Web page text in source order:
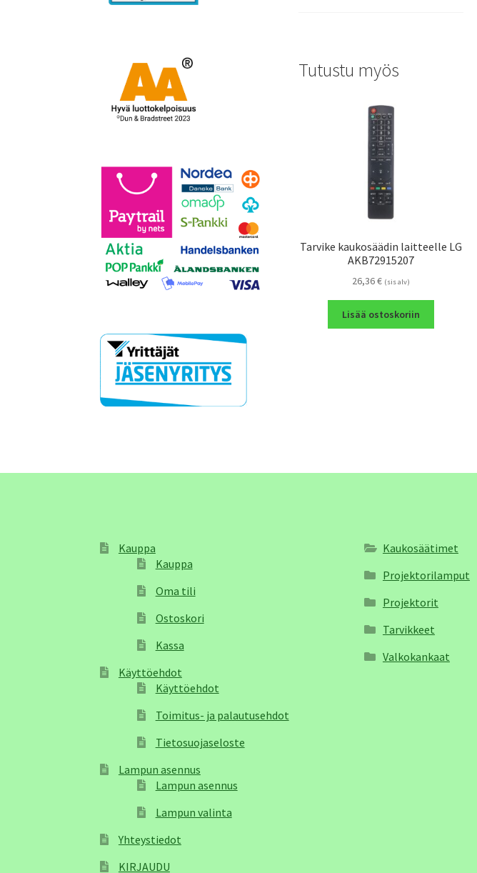
Tutustu myös
Tarvike kaukosäädin laitteelle LG
AKB72915207
26,36€ (sis alv)
Lisää ostoskoriin
Kauppa
Kauppa
Oma tili
Ostoskori
Kassa
Käyttöehdot
Käyttöehdot
Toimitus- ja palautusehdot
Tietosuojaseloste
Lampun asennus
Lampun asennus
Lampun valinta
Yhteystiedot
KIRJAUDU
Kaukosäätimet
Projektorilamput
Projektorit
Tarvikkeet
Valkokankaat